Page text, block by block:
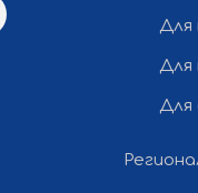
Для
Для
Для